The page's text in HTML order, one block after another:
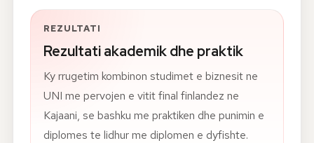
REZULTATI
Rezultati akademik dhe praktik
Ky rrugetim kombinon studimet e biznesit ne
UNI me pervojen e vitit final finlandez ne
Kajaani, se bashku me praktiken dhe punimin e
diplomes te lidhur me diplomen e dyfishte.